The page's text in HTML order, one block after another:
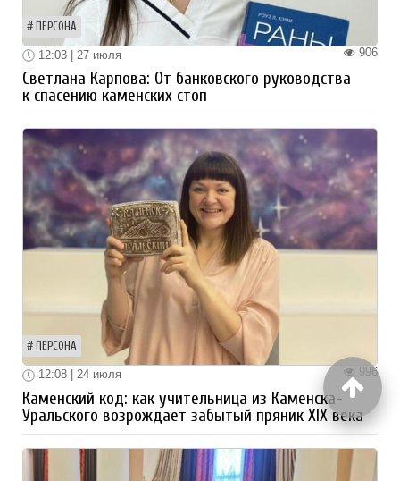
ПЕРСОНА
906
12:03 | 27 июля
Светлана Карпова: От банковского руководства
к спасению каменских стоп
ПЕРСОНА
996
12:08 | 24 июля
Каменский код: как учительница из Каменска-
Уральского возрождает забытый пряник XIX века